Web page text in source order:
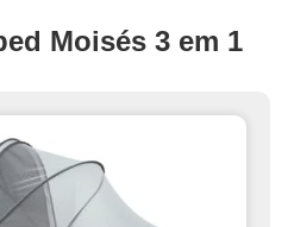
Moisés 3 em 1